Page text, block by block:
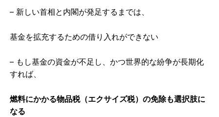
– 新しい首相と内閣が発足するまでは、
基金を拡充するための借り入れができない
– もし基金の資金が不足し、かつ世界的な紛争が長期化
すれば、
燃料にかかる物品税（エクサイズ税）の免除も選択肢に
なる